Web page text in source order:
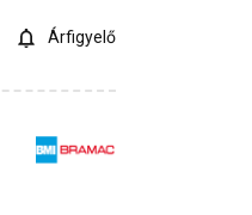
Árfigyelő